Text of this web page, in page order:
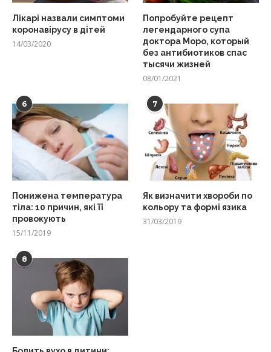
Лікарі назвали симптоми
коронавірусу в дітей
14/03/2020
Попробуйте рецепт
легендарного супа
доктора Моро, который
без антибиотиков спас
тысячи жизней
08/01/2021
6
Понижена температура
тіла: 10 причин, які її
провокують
15/11/2019
7
Як визначити хвороби по
кольору та формі язика
31/03/2019
8